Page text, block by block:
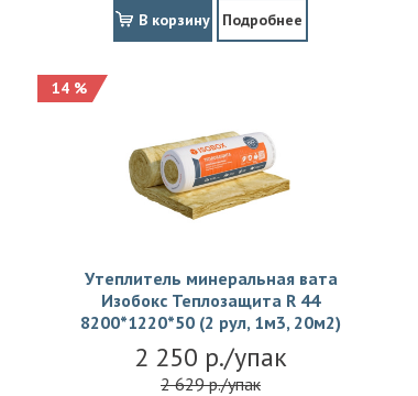
В корзину Подробнее
14 %
Утеплитель минеральная вата
Изобокс Теплозащита R 44
8200*1220*50 (2 рул, 1м3, 20м2)
2 250 р./упак
2 629 р./упак